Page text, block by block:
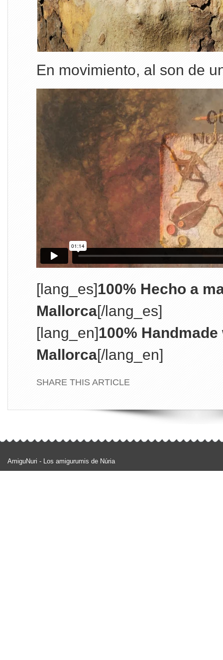
En movimiento, al son de
[lang_es]100% Hecho a
Mallorca[/lang_es]
[lang_en]100%
Mallorca[/lang_en]
SHARE THIS ARTICLE
AmiguNuri - Los amigurumis de Núria